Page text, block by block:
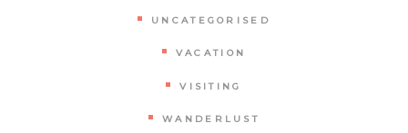
UNCATEGORISED
VACATION
VISITING
WANDERLUST